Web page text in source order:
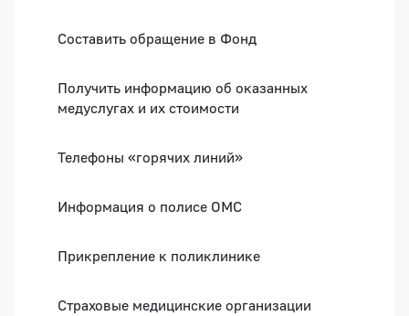
Составить обращение в Фонд
Получить информацию об оказанных
медуслугах и их стоимости
Телефоны «горячих линий»
Информация о полисе ОМС
Прикрепление к поликлинике
Страховые медицинские организации